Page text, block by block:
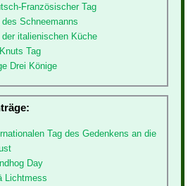
Französischer Tag
Schneemanns
der italienischen Küche
Tag
Drei Könige
Tag des Gedenkens an die
Day
Lichtmess